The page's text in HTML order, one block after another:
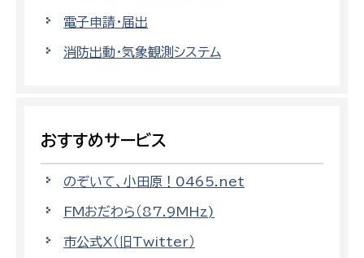
電子申請・届出
消防出動・気象観測システム
おすすめサービス
のぞいて、小田原！0465.net
FMおだわら（87.9MHz)
市公式X（旧Twitter）